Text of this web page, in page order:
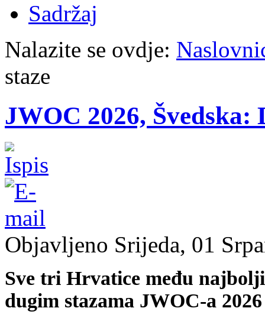
Sadržaj
Nalazite se ovdje:
staze
JWOC 2026, Švedska:
Objavljeno Srijeda, 01
Sve tri Hrvatice među
dugim stazama JWOC-a 2026